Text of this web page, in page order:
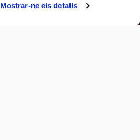
Mostrar-ne els detalls